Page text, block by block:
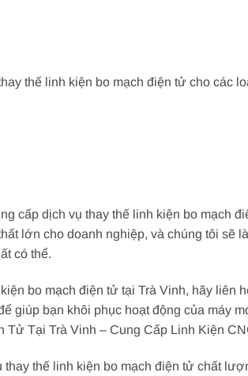
thế linh kiện bo mạch điện tử cho các
cấp dịch vụ thay thế linh kiện bo mạch
lớn cho doanh nghiệp, và chúng tôi
có thể.
bo mạch điện tử tại Trà Vinh, hãy liên
giúp bạn khôi phục hoạt động của máy
Tử Tại Trà Vinh – Cung Cấp Linh Kiện
thay thế linh kiện bo mạch điện tử chất